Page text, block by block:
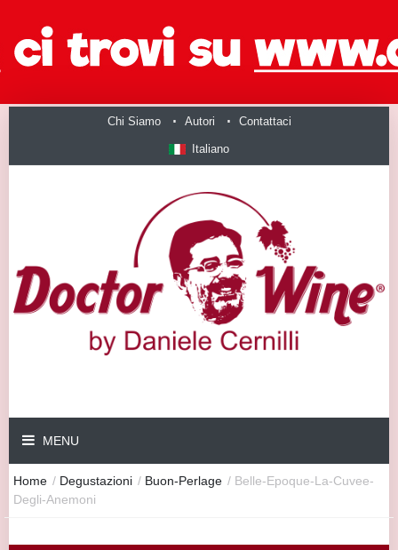
Chi Siamo Autori Contattaci
Italiano
MENU
Home / Degustazioni / Buon-Perlage / Belle-Epoque-La-Cuvee-
Degli-Anemoni